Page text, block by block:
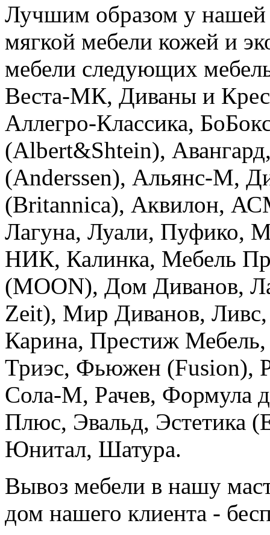
Лучшим образом у нашей
мягкой мебели кожей и
мебели следующих
Веста-МК, Диваны и
Аллегро-Классика,
(Albert&Shtein),
(Anderssen), Альянс-М,
(Britannica), Аквилон,
Лагуна, Луали, Пуфико,
НИК, Калинка, Мебель
(MOON), Дом Диванов,
Zeit), Мир Диванов,
Карина, Престиж
Триэс, Фьюжен (Fusion),
Сола-М, Рачев, Формула
Плюс, Эвальд, Эстетика
Юнитал, Шатура.
Вывоз мебели в нашу
дом нашего клиента -